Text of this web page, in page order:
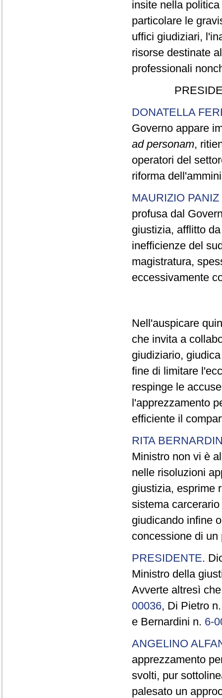
insite nella
particolare le
uffici giudiziari,
risorse destinate
professionali
DONATELLA
Governo appare
ad personam,
operatori del
riforma
MAURIZIO PANIZ
profusa dal
giustizia, afflitto
inefficienze del
magistratura,
eccessivamente
Nell'auspicare
che invita a
giudiziario,
fine di limitare
respinge le
l'apprezzamento
efficiente il
RITA
Ministro non vi è
nelle risoluzioni
giustizia, esprime
sistema
giudicando infine
concessione di
PRESIDENTE.
Ministro della
Avverte altresì
00036, Di Pietro
e Bernardini n. 6-
ANGELINO
apprezzamento
svolti, pur
palesato un